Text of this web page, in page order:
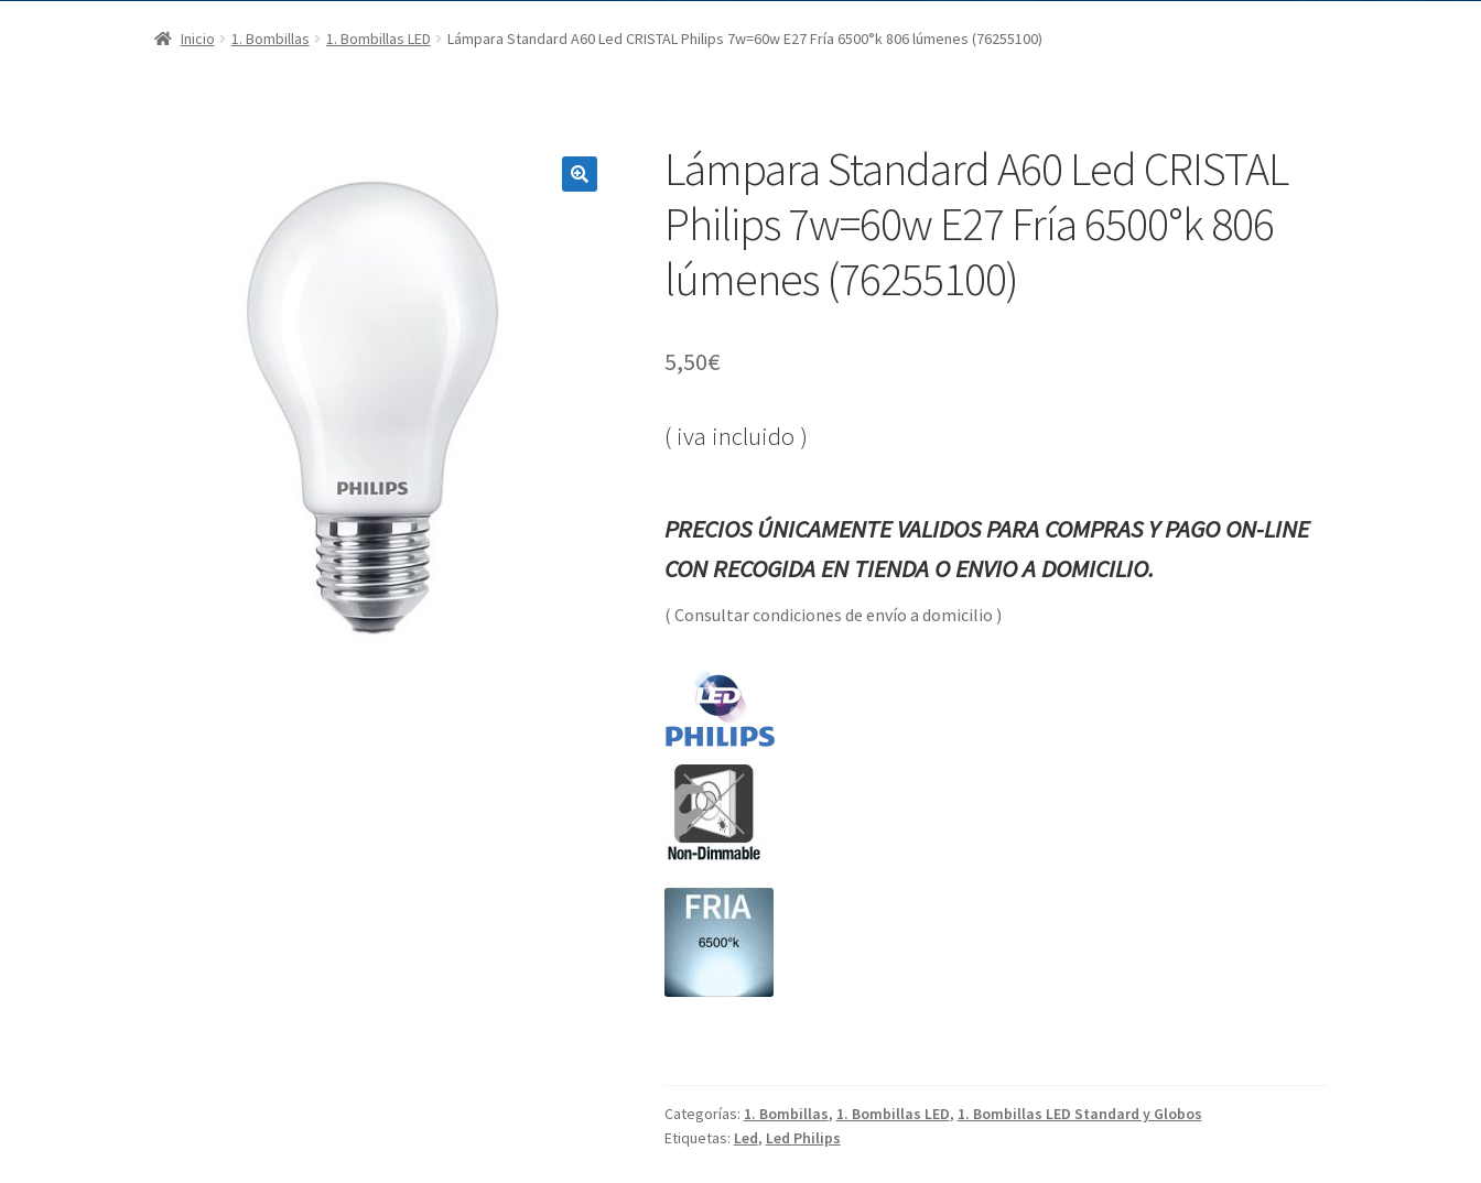
Inicio 1. Bombillas 1. Bombillas LED Lámpara Standard A60 Led CRISTAL Philips 7w=60w E27 Fría 6500°k 806 lúmenes (76255100)
Lámpara Standard A60 Led CRISTAL
Philips 7w=60w E27 Fría 6500°k 806
lúmenes (76255100)
5,50€
( iva incluido )
PRECIOS ÚNICAMENTE VALIDOS PARA COMPRAS Y PAGO ON-LINE
CON RECOGIDA EN TIENDA O ENVIO A DOMICILIO.
( Consultar condiciones de envío a domicilio )
Categorías: 1. Bombillas, 1. Bombillas LED, 1. Bombillas LED Standard y Globos
Etiquetas: Led, Led Philips